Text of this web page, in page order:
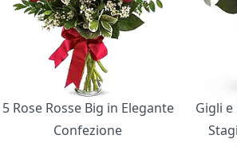
5 Rose Rosse Big in Elegante
Confezione
Gigli e